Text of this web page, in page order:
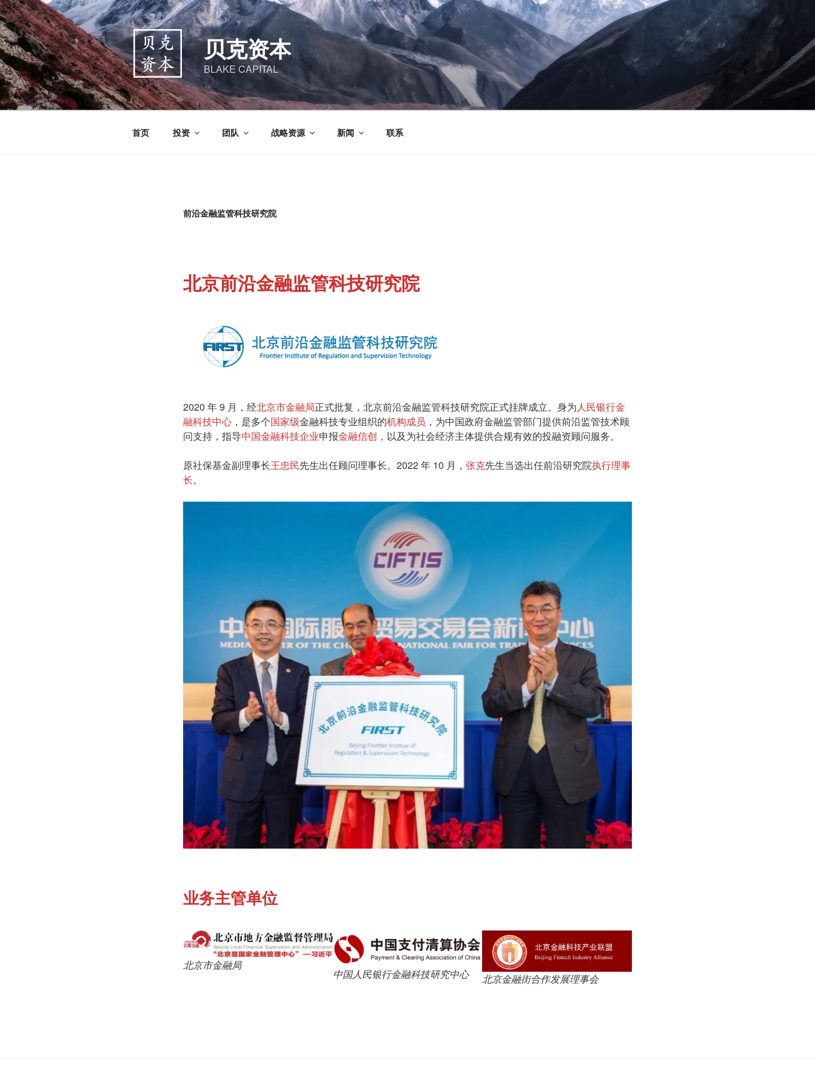
跳
至
内
容
贝克资本
BLAKE CAPITAL
首页 投资 团队 战略资源 新闻 联系
前沿金融监管科技研究院
北京前沿金融监管科技研究院
2020 年 9 月，经北京市金融局正式批复，北京前沿金融监管科技研究院正式挂牌成立。身为人民银行金
融科技中心 ，是多个国家级金融科技专业组织的机构成员 ，为中国政府金融监管部门提供前沿监管技术顾
问支持，指导中国金融科技企业申报金融信创 ，以及为社会经济主体提供合规有效的投融资顾问服务。
原社保基金副理事长王忠民先生出任顾问理事长。2022 年 10 月， 张克先生当选出任前沿研究院执行理事
长。
业务主管单位
北京市金融局
中国人民银行金融科技研究中心 北京金融街合作发展理事会